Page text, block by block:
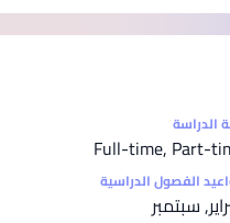
الدراسة
Full-time, Part-
الفصول الدراسية
سبتمبر